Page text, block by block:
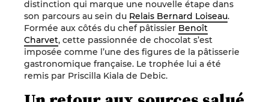
distinction qui marque une nouvelle étape dans
son parcours au sein du Relais Bernard Loiseau.
Formée aux côtés du chef pâtissier Benoît
Charvet, cette passionnée de chocolat s’est
imposée comme l’une des figures de la pâtisserie
gastronomique française. Le trophée lui a été
remis par Priscilla Kiala de Debic.